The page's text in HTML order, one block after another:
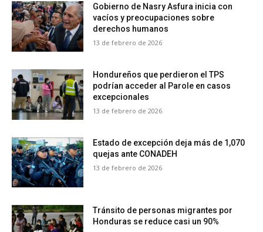
Gobierno de Nasry Asfura inicia con
vacíos y preocupaciones sobre
derechos humanos
13 de febrero de 2026
Hondureños que perdieron el TPS
podrían acceder al Parole en casos
excepcionales
13 de febrero de 2026
Estado de excepción deja más de 1,070
quejas ante CONADEH
13 de febrero de 2026
Tránsito de personas migrantes por
Honduras se reduce casi un 90%